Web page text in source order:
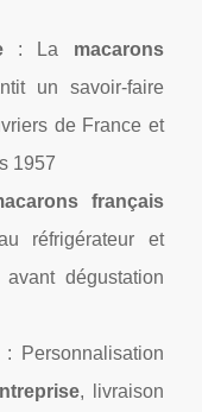
: La macarons
un savoir-faire
de France et
1957
français
réfrigérateur et
dégustation
: Personnalisation
, livraison